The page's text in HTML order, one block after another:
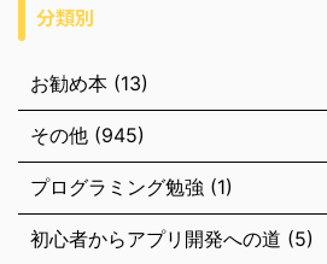
分類別
お勧め本 (13)
その他 (945)
プログラミング勉強 (1)
初心者からアプリ開発への道 (5)